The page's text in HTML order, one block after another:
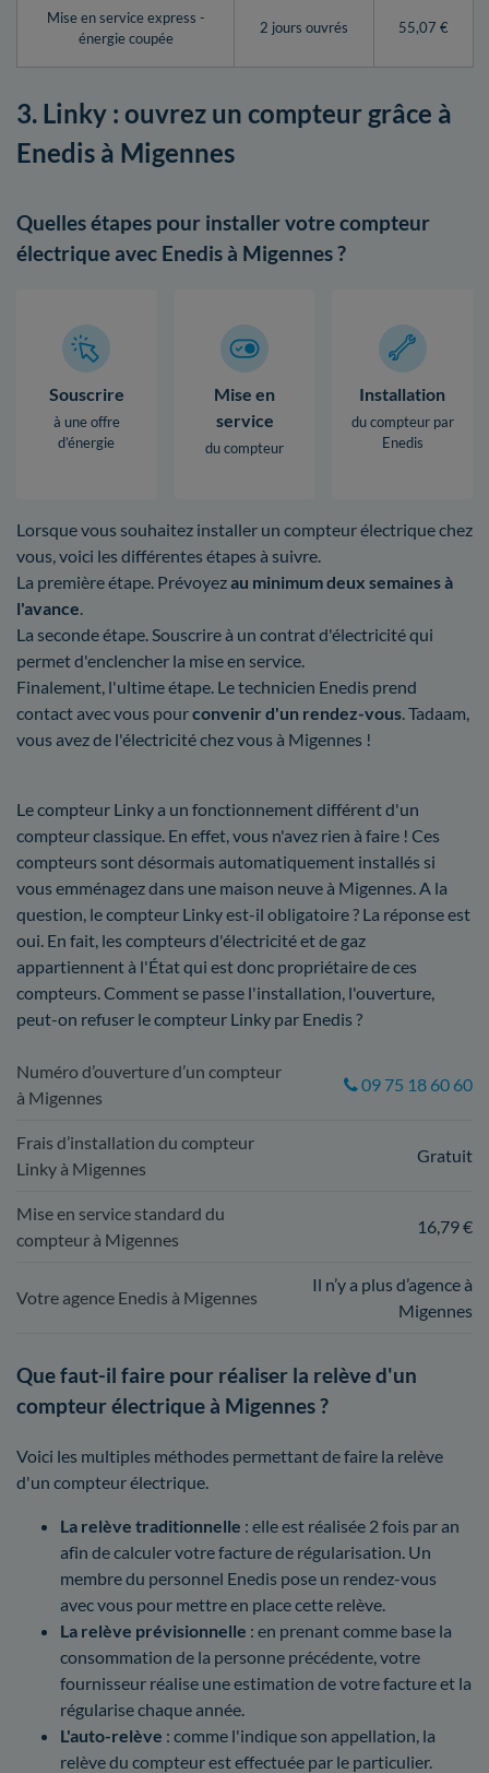
Mise en service express -
énergie coupée
2 jours ouvrés 55,07 €
3. Linky : ouvrez un compteur grâce à
Enedis à Migennes
Quelles étapes pour installer votre compteur
électrique avec Enedis à Migennes ?
Souscrire
à une offre
d’énergie
Mise en
service
du compteur
Installation
du compteur par
Enedis
Lorsque vous souhaitez installer un compteur électrique chez
vous, voici les différentes étapes à suivre.
La première étape. Prévoyezau minimum deux semaines à
l'avance.
La seconde étape. Souscrire à un contrat d'électricité qui
permet d'enclencher la mise en service.
Finalement, l'ultime étape. Le technicien Enedis prend
contact avec vous pourconvenir d'un rendez-vous. Tadaam,
vous avez de l'électricité chez vous à Migennes !
Le compteur Linky a un fonctionnement différent d'un
compteur classique. En effet, vous n'avez rien à faire ! Ces
compteurs sont désormais automatiquement installés si
vous emménagez dans une maison neuve à Migennes. A la
question, le compteur Linky est-il obligatoire ? La réponse est
oui. En fait, les compteurs d'électricité et de gaz
appartiennent à l'État qui est donc propriétaire de ces
compteurs. Comment se passe l'installation, l'ouverture,
peut-on refuser le compteur Linky par Enedis ?
Numéro d’ouverture d’un compteur
à Migennes
09 75 18 60 60
Frais d’installation du compteur
Linky à Migennes
Gratuit
Mise en service standard du
compteur à Migennes
16,79 €
Votre agence Enedis à Migennes
Il n’y a plus d’agence à
Migennes
Que faut-il faire pour réaliser la relève d'un
compteur électrique à Migennes ?
Voici les multiples méthodes permettant de faire la relève
d'un compteur électrique.
La relève traditionnelle : elle est réalisée 2 fois par an
afin de calculer votre facture de régularisation. Un
membre du personnel Enedis pose un rendez-vous
avec vous pour mettre en place cette relève.
La relève prévisionnelle : en prenant comme base la
consommation de la personne précédente, votre
fournisseur réalise une estimation de votre facture et la
régularise chaque année.
L'auto-relève : comme l'indique son appellation, la
relève du compteur est effectuée par le particulier.